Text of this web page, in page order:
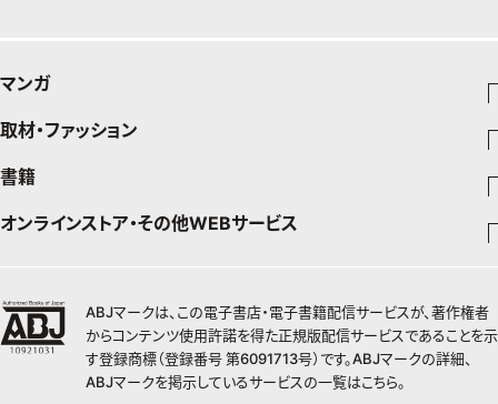
インテリア
料理
チームJマダムメンバー一覧
チームJマダム特集
デジタルカタログ
マンガ
少年マンガ
Vジャンプ
少年ジャンプ+
ジャンプTOON
ZEBRACK
青年マンガ
少年ジャンプ+
S-MANGA
集英社ジャンプリミックス
集英社コミック文庫
少女マンガ
ZEBRACK
S-MANGA
集英社コミック文庫
ジャンプTOON
ZEBRACK
S-MANGA
取材・ファッション
ファッション・美容
Seventeen
MAQUIA
SPUR
芸能・情報・スポーツ
週プレNEWS
週プレ グラジャパ!
Sportiva
書籍
文芸・文庫・総合
集英社 文芸ステーション
web 集英社文庫
1日5分で、明日は変わる よみタイ yomitai
集英社学芸部 - 学芸・ノンフィクション
集英社ビジネス書
ライトノベル・ノベライズ
集英社オレンジ文庫
JUMP j-BOOKS
オンラインストア・その他WEBサービス
OTO
SHUEISHA MANGA-ART HERITAGE
ジャンプキャラクターズストア
その他WEBサービス
集英社アドナビ
集英社エディターズ・ラボ
ABJマークは、この電子書店・電子書籍配信サービスが、著作権者
からコンテンツ使用許諾を得た正規版配信サービスであることを示
す登録商標（登録番号 第6091713号）です。ABJマークの詳細、
ABJマークを掲示しているサービスの一覧はこちら。